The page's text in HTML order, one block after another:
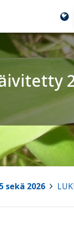
sekä 2026